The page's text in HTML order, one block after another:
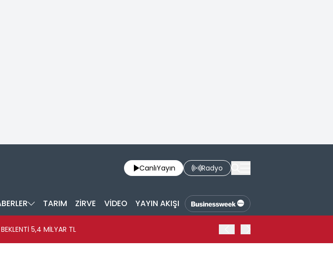
CanlıYayın Radyo
TARIM ZİRVE VİDEO YAYIN AKIŞI
5,4 MİLYAR TL